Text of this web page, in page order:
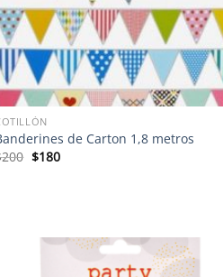
de Carton 1,8 metros
200 El
$180El